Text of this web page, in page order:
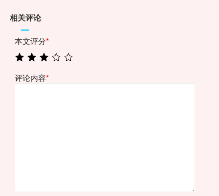
相关评论
本文评分*
评论内容*